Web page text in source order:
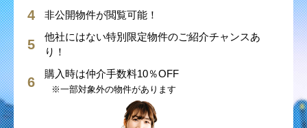
非公開物件が閲覧可能！
他社にはない特別限定物件のご紹介チャンスあ
り！
購入時は仲介手数料10％OFF
※一部対象外の物件があります